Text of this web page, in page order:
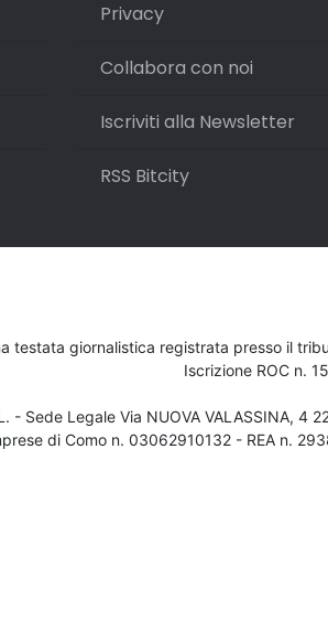
Privacy
Collabora con noi
Iscriviti alla Newsletter
RSS Bitcity
testata giornalistica registrata presso il
Iscrizione ROC n.
- Sede Legale Via NUOVA VALASSINA, 4
di Como n. 03062910132 - REA n.